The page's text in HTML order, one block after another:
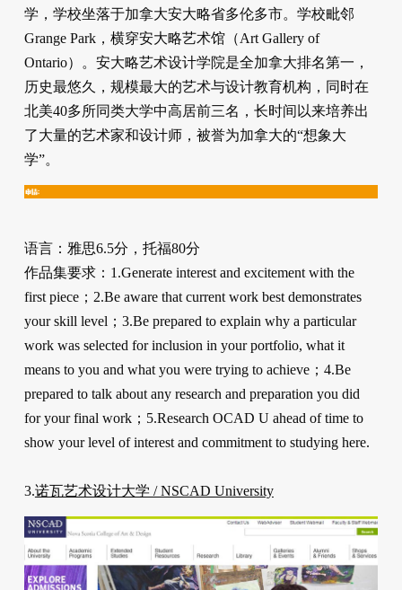
学，学校坐落于加拿大安大略省多伦多市。学校毗邻
Grange Park，横穿安大略艺术馆（Art Gallery of
Ontario）。安大略艺术设计学院是全加拿大排名第一，
历史最悠久，规模最大的艺术与设计教育机构，同时在
北美40多所同类大学中高居前三名，长时间以来培养出
了大量的艺术家和设计师，被誉为加拿大的“想象大
学”。
语言：雅思6.5分，托福80分
作品集要求：1.Generate interest and excitement with the
first piece；2.Be aware that current work best demonstrates
your skill level；3.Be prepared to explain why a particular
work was selected for inclusion in your portfolio, what it
means to you and what you were trying to achieve；4.Be
prepared to talk about any research and preparation you did
for your final work；5.Research OCAD U ahead of time to
show your level of interest and commitment to studying here.
3.诺瓦艺术设计大学 / NSCAD University